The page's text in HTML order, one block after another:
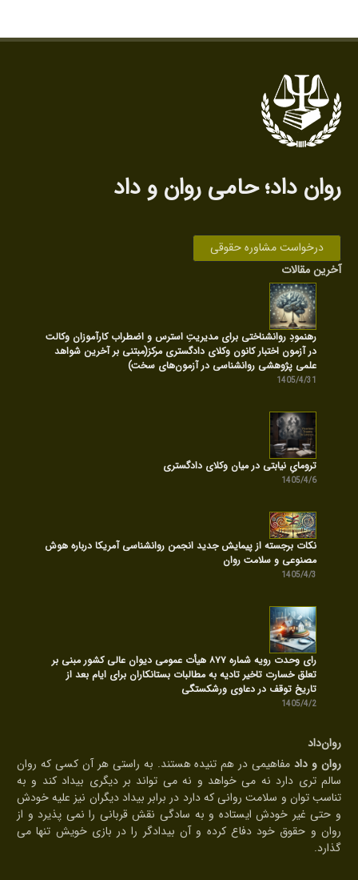
روان داد‌؛ حامی روان‌ و داد
درخواست مشاوره حقوقی
آخرین مقالات
رهنمودِ روانشناختی برای مدیریتِ استرس و اضطراب کارآموزان وکالت
در آزمون اختبار کانون وکلای دادگستری مرکز(مبتنی بر آخرین شواهد
علمی پژوهشی روانشناسی در آزمون‌های سخت)
1405/4/31
ترومایِ نیابتی در میان وکلای دادگستری
1405/4/6
نکات برجسته از پیمایش جدید انجمن روانشناسی آمریکا درباره هوش
مصنوعی و سلامت روان
1405/4/3
رای وحدت رویه شماره ۸۷۷ هیأت عمومی دیوان عالی کشور مبنی بر
تعلق خسارت تاخیر تادیه به مطالبات بستانکاران برای ایام بعد از
تاریخ توقف در دعاوی ورشکستگی
1405/4/2
روان‌داد
روان و دادمفاهیمی در هم تنیده هستند. به راستی هر آن کسی که روان
سالم تری دارد نه می خواهد و نه می تواند بر دیگری بیداد کند و به
تناسب توان و سلامت روانی که دارد در برابر بیداد دیگران نیز علیه خودش
و حتی غیر خودش ایستاده و به سادگی نقش قربانی را نمی پذیرد و از
روان و حقوق خود دفاع کرده و آن بیدادگر را در بازی خویش تنها می
گذارد.